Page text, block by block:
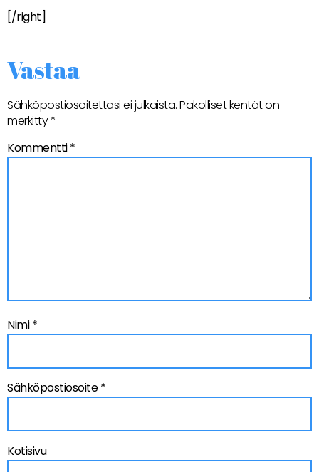
[/right]
Vastaa
Sähköpostiosoitettasi ei julkaista.Pakolliset kentät on
merkitty*
Kommentti*
Nimi*
Sähköpostiosoite*
Kotisivu